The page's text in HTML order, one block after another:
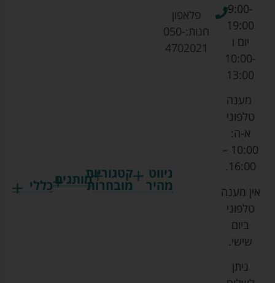
ניווט
מהיר
קטגוריות
מובחרותמותגים
גרקו
כללי
פלאפון
חנות:050-
4702021
9:00-
19:00
יום ו
10:00-
13:00
מענה
טלפוני
א-ה:
10:00 –
16:00.
אין מענה
טלפוני
ביום
שישי.
ניתן